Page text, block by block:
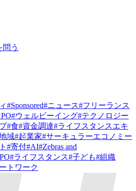
う
#Sponsored#ニュース#フリーランス
#ウェルビーイング#テクノロジー
#食#資金調達#ライフスタンスエキ
域#起業家#サーキュラーエコノミー
#寄付#AI#Zebras and
#ライフスタンス#子ども#組織
トワーク